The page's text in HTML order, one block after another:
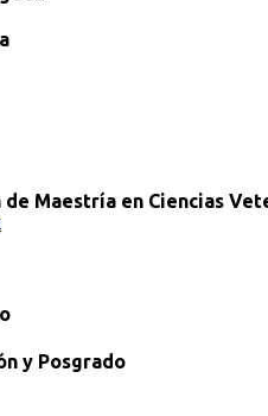
Maestría en Ciencias
y Posgrado